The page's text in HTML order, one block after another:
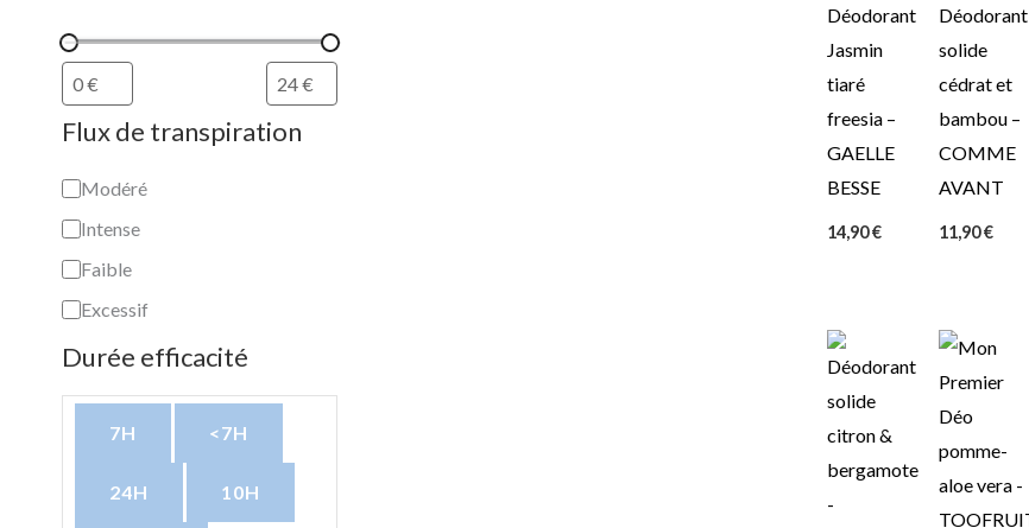
Flux de transpiration
t
o
Modéré
Intense
Faible
Excessif
Durée efficacité
7H <7H
24H 10H
t
Déodorant
Jasmin
tiaré
freesia –
GAELLE
BESSE
14,90€
Déodorant
solide
cédrat et
bambou –
COMME
AVANT
11,90€